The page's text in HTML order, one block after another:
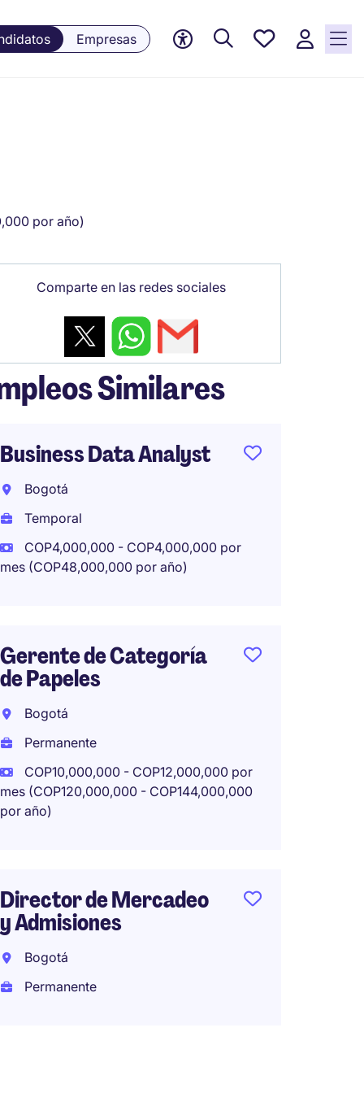
Empresas
Empleos
por año)
Comparte en las redes sociales
Similares
Business Data Analyst
Bogotá
Temporal
COP4,000,000 - COP4,000,000 por
mes (COP48,000,000 por año)
Gerente de Categoría
de Papeles
Bogotá
Permanente
COP10,000,000 - COP12,000,000 por
mes (COP120,000,000 - COP144,000,000
por año)
Director de Mercadeo
y Admisiones
Bogotá
Permanente